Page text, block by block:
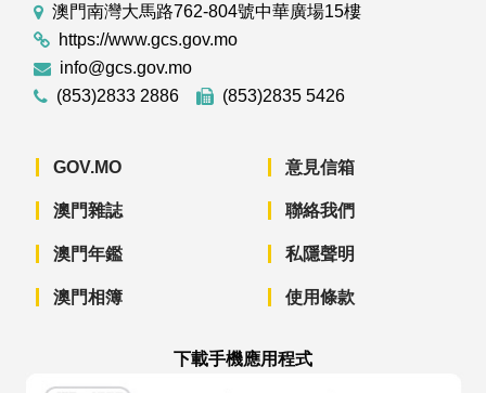
澳門南灣大馬路762-804號中華廣場15樓
https://www.gcs.gov.mo
info@gcs.gov.mo
(853)2833 2886
(853)2835 5426
GOV.MO
澳門雜誌
澳門年鑑
澳門相簿
意見信箱
聯絡我們
私隱聲明
使用條款
下載手機應用程式